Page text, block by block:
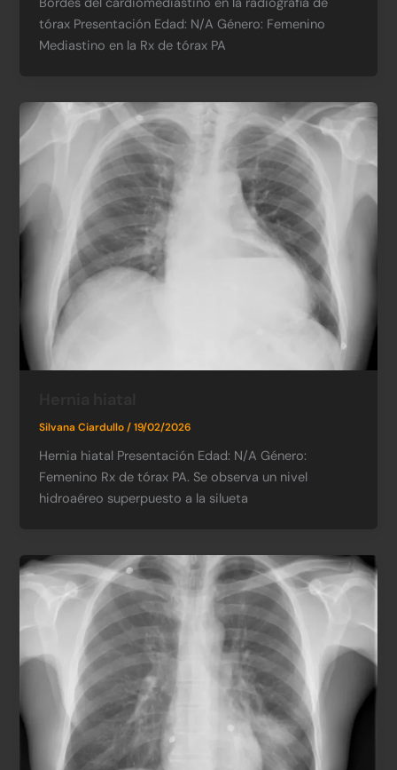
tórax Presentación Edad: N/A​ Género: Femenino​
Mediastino en la Rx de tórax PA
Silvana Ciardullo/19/02/2026
Hernia hiatal Presentación Edad: N/A​ Género:
Femenino​ Rx de tórax PA. Se observa un nivel
hidroaéreo superpuesto a la silueta